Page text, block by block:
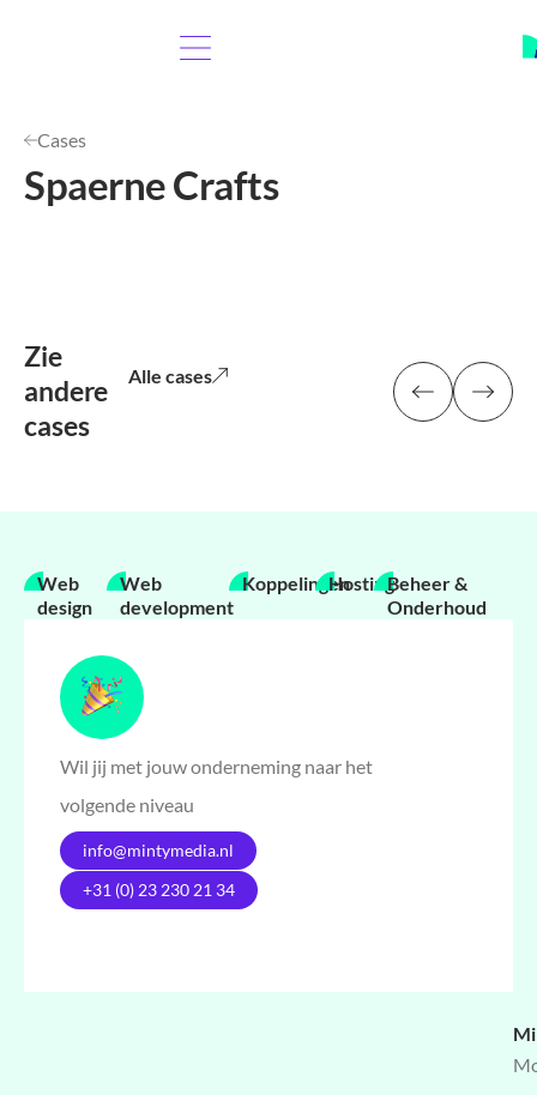
Cases
Spaerne Crafts
Zie
andere
cases
Alle cases
Web
design
Web
development
KoppelingenHostingBeheer &
Onderhoud
Wil jij met jouw onderneming naar het
volgende niveau
info@mintymedia.nl
+31 (0) 23 230 21 34